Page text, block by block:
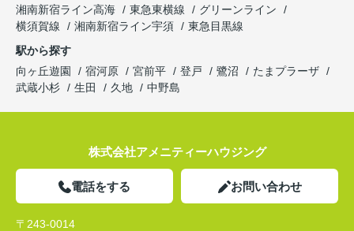
湘南新宿ライン高海
東急東横線
グリーンライン
横須賀線
湘南新宿ライン宇須
東急目黒線
駅から探す
向ヶ丘遊園
宿河原 宮前平 登戸 鷺沼
たまプラーザ
武蔵小杉
生田 久地 中野島
株式会社アメニティーハウジング
電話をする お問い合わせ
〒243-0014